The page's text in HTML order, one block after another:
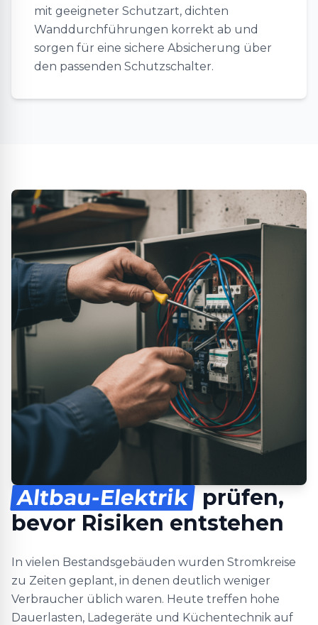
mit geeigneter Schutzart, dichten
Wanddurchführungen korrekt ab und
sorgen für eine sichere Absicherung über
den passenden Schutzschalter.
Altbau-Elektrik prüfen,
bevor Risiken entstehen
In vielen Bestandsgebäuden wurden Stromkreise
zu Zeiten geplant, in denen deutlich weniger
Verbraucher üblich waren. Heute treffen hohe
Dauerlasten, Ladegeräte und Küchentechnik auf